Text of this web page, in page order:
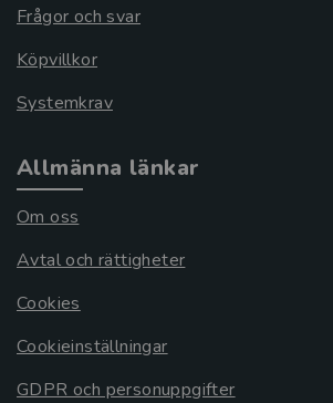
Frågor och svar
Köpvillkor
Systemkrav
Allmänna länkar
Om oss
Avtal och rättigheter
Cookies
Cookieinställningar
GDPR och personuppgifter